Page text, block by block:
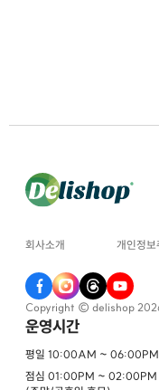
회사소개 개인정보
Copyright © delishop
운영시간
평일 10:00AM ~ 06:00PM
점심 01:00PM ~ 02:00PM